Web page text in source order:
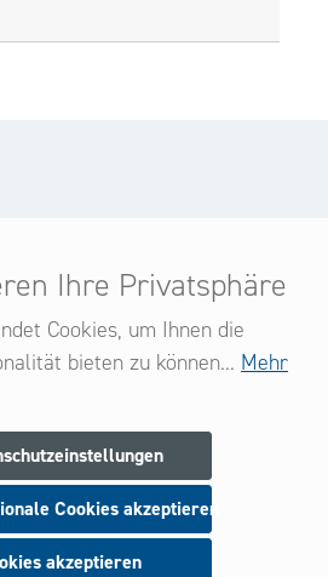
zu unserem Newsletter an
neue Produkte und Angebote
informiert.
Ihre Privatsphäre
Cookies, um Ihnen die
bieten zu können... Mehr
Cookies akzeptieren
akzeptieren